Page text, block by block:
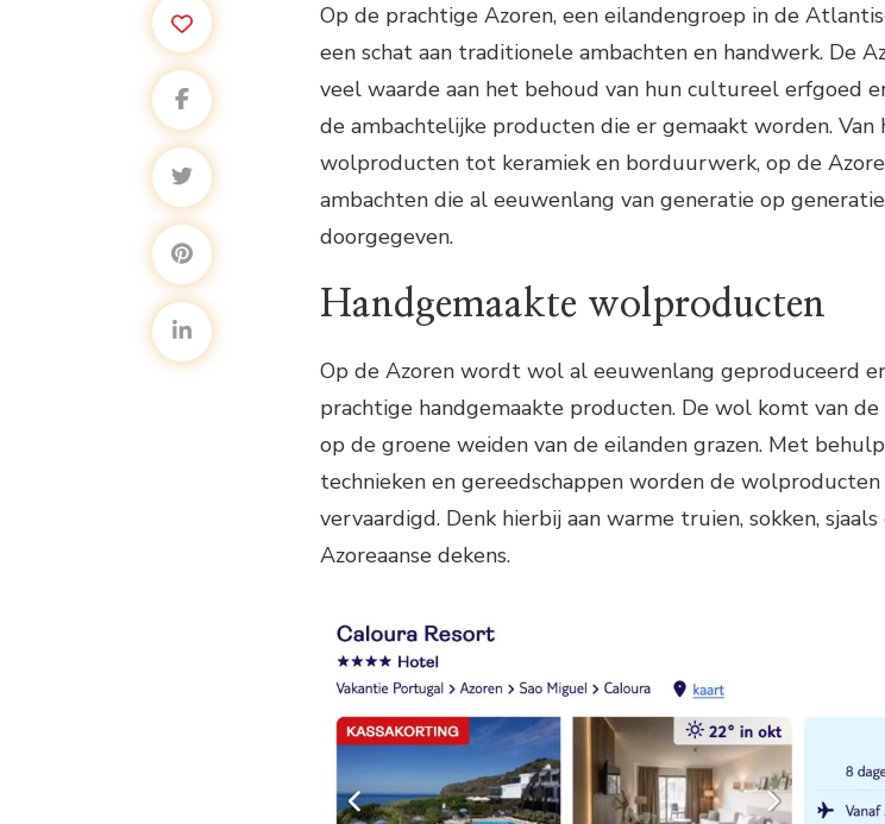
Op de prachtige Azoren, een eilandengroep in de
een schat aan traditionele ambachten en handwerk. De
veel waarde aan het behoud van hun cultureel erfgoed
de ambachtelijke producten die er gemaakt worden. Van
wolproducten tot keramiek en borduurwerk, op de
ambachten die al eeuwenlang van generatie op
doorgegeven.
Handgemaakte wolproducten
Op de Azoren wordt wol al eeuwenlang geproduceerd
prachtige handgemaakte producten. De wol komt van de
op de groene weiden van de eilanden grazen. Met
technieken en gereedschappen worden de
vervaardigd. Denk hierbij aan warme truien, sokken,
Azoreaanse dekens.